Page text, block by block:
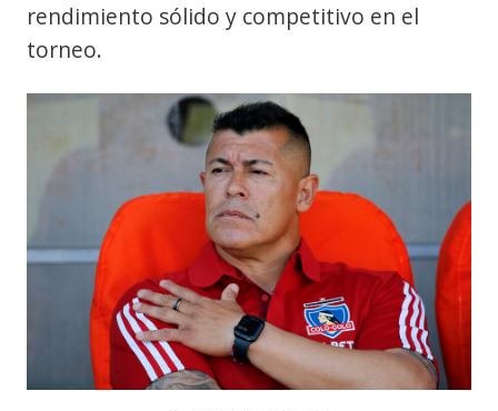
rendimiento sólido y competitivo en el
torneo.